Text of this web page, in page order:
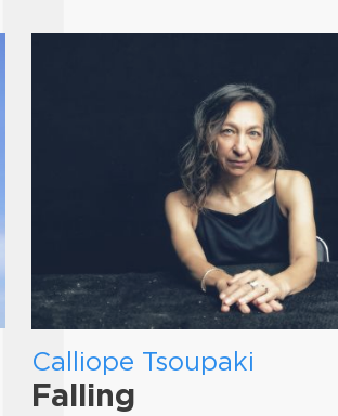
Calliope Tsoupaki
Falling